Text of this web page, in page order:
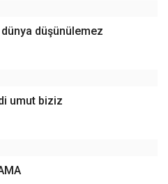
düşünülemez
umut biziz